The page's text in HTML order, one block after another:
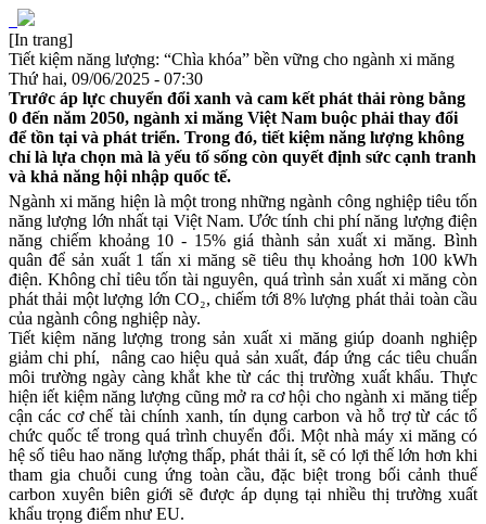
[In trang]
Tiết kiệm năng lượng: “Chìa khóa” bền vững cho ngành xi măng
Thứ hai, 09/06/2025 - 07:30
Trước áp lực chuyển đổi xanh và cam kết phát thải ròng bằng
0 đến năm 2050, ngành xi măng Việt Nam buộc phải thay đổi
để tồn tại và phát triển. Trong đó, tiết kiệm năng lượng không
chỉ là lựa chọn mà là yếu tố sống còn quyết định sức cạnh tranh
và khả năng hội nhập quốc tế.
Ngành xi măng hiện là một trong những ngành công nghiệp tiêu tốn
năng lượng lớn nhất tại Việt Nam. Ước tính chi phí năng lượng điện
năng chiếm khoảng 10 - 15% giá thành sản xuất xi măng. Bình
quân để sản xuất 1 tấn xi măng sẽ tiêu thụ khoảng hơn 100 kWh
điện. Không chỉ tiêu tốn tài nguyên, quá trình sản xuất xi măng còn
phát thải một lượng lớn CO₂, chiếm tới 8% lượng phát thải toàn cầu
của ngành công nghiệp này.
Tiết kiệm năng lượng trong sản xuất xi măng giúp doanh nghiệp
giảm chi phí, nâng cao hiệu quả sản xuất, đáp ứng các tiêu chuẩn
môi trường ngày càng khắt khe từ các thị trường xuất khẩu. Thực
hiện iết kiệm năng lượng cũng mở ra cơ hội cho ngành xi măng tiếp
cận các cơ chế tài chính xanh, tín dụng carbon và hỗ trợ từ các tổ
chức quốc tế trong quá trình chuyển đổi. Một nhà máy xi măng có
hệ số tiêu hao năng lượng thấp, phát thải ít, sẽ có lợi thế lớn hơn khi
tham gia chuỗi cung ứng toàn cầu, đặc biệt trong bối cảnh thuế
carbon xuyên biên giới sẽ được áp dụng tại nhiều thị trường xuất
khẩu trọng điểm như EU.